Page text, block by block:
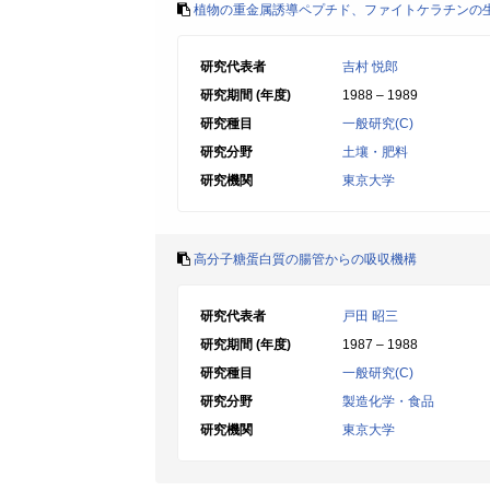
植物の重金属誘導ペプチド、ファイトケラチンの
研究代表者
吉村 悦郎
研究期間 (年度)
1988 – 1989
研究種目
一般研究(C)
研究分野
土壤・肥料
研究機関
東京大学
高分子糖蛋白質の腸管からの吸収機構
研究代表者
戸田 昭三
研究期間 (年度)
1987 – 1988
研究種目
一般研究(C)
研究分野
製造化学・食品
研究機関
東京大学